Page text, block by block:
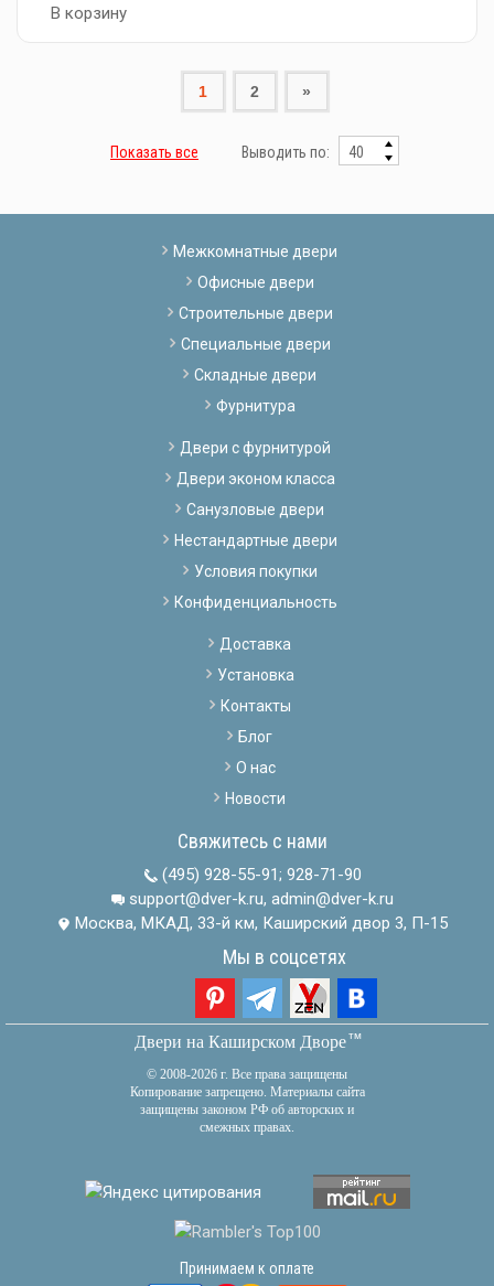
В корзину
1 2 »
Показать все Выводить по:
Межкомнатные двери
Офисные двери
Строительные двери
Специальные двери
Складные двери
Фурнитура
Двери с фурнитурой
Двери эконом класса
Санузловые двери
Нестандартные двери
Условия покупки
Конфиденциальность
Доставка
Установка
Контакты
Блог
О нас
Новости
Свяжитесь с нами
(495) 928-55-91; 928-71-90
support@dver-k.ru, admin@dver-k.ru
Москва, МКАД, 33-й км, Каширский двор 3, П-15
Мы в соцсетях
Двери на Каширском Дворетм
© 2008-2026 г. Все права защищены
Копирование запрещено. Материалы сайта
защищены законом РФ об авторских и
смежных правах.
Принимаем к оплате